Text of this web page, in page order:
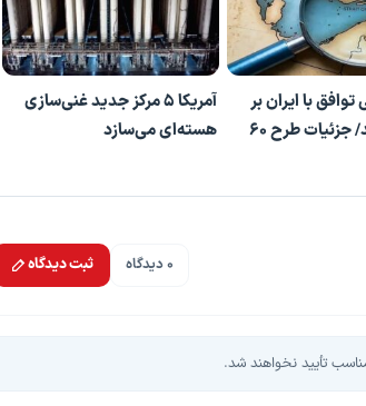
با ایران بر
سر هرمز شد/ جزئیات طرح ۶۰
آمریکا 5 مرکز جدید غنی‌سازی
هسته‌ای می‌سازد
0 دیدگاه ثبت دیدگاه
تأیید نخواهند شد.